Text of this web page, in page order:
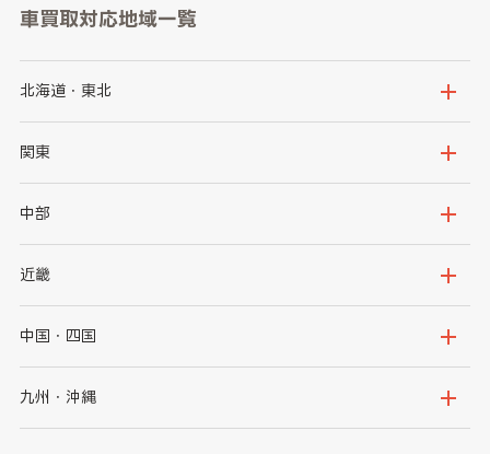
車買取対応地域一覧
北海道・東北
北海道
岩手県
秋田県
関東
茨城県
群馬県
千葉県
神奈川県
中部
新潟県
石川県
山梨県
近畿
大阪府
京都府
中国・四国
鳥取県
九州・沖縄